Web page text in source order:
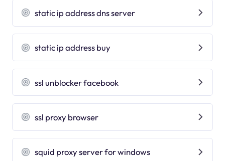
static ip address dns server
static ip address buy
ssl unblocker facebook
ssl proxy browser
squid proxy server for windows